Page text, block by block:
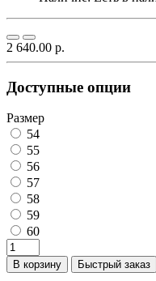
2 640.00 р.
Доступные опции
Размер
54
55
56
57
58
59
60
В корзину Быстрый заказ